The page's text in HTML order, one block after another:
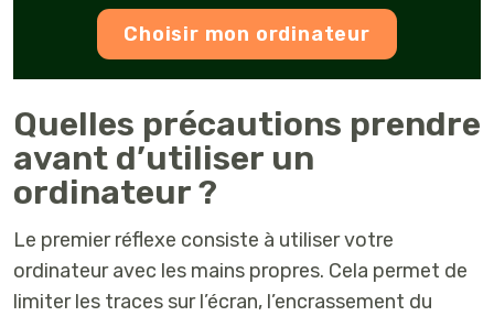
Choisir mon ordinateur
Quelles précautions prendre
avant d’utiliser un
ordinateur ?
Le premier réflexe consiste à utiliser votre
ordinateur avec les mains propres. Cela permet de
limiter les traces sur l’écran, l’encrassement du